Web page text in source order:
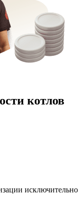
котлов
исключительно